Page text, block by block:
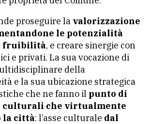
proseguire la valorizzazione
le potenzialità
fruibilità, e creare sinergie con
e privati. La sua vocazione di
della
e la sua ubicazione strategica
che ne fanno il punto di
culturali che virtualmente
la città: l’asse culturale dal